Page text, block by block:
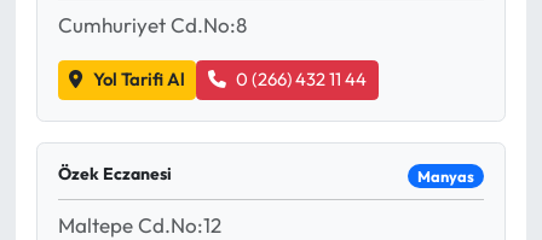
Cumhuriyet Cd.No:8
Yol Tarifi Al 0 (266) 432 11 44
Özek Eczanesi Manyas
Maltepe Cd.No:12